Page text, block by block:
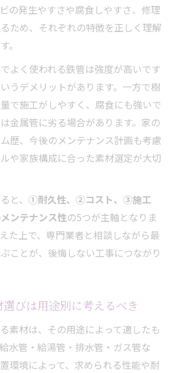
の発生やすさや腐食しやすさ、修理
ため、それぞれの特徴を正しく理解
。
よく使われる鉄管は強度が高いです
うデメリットがあります。一方で樹
で施工がしやすく、腐食にも強いで
金属管に劣る場合があります。家の
歴、今後のメンテナンス計画も考慮
や家族構成に合った素材選定が大切
と、 ①耐久性、②コスト、③施工
ンテナンス性の5つが主軸となりま
た上で、専門業者と相談しながら最
ことが、後悔しない工事につながり
びは用途別に考えるべき
素材は、その用途によって適したも
水管・給湯管・排水管・ガス管な
環境によって、求められる性能や耐